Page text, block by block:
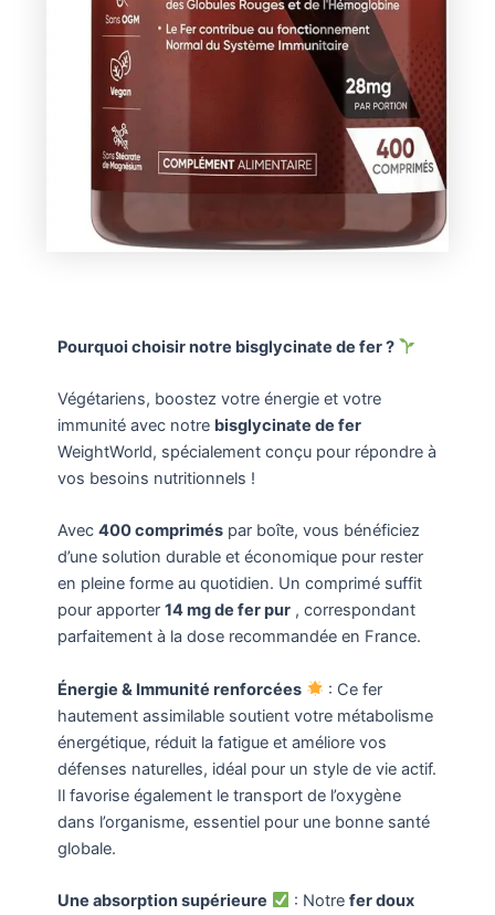
Pourquoi choisir notre bisglycinate de fer ?
Végétariens, boostez votre énergie et votre
immunité avec notre bisglycinate de fer
WeightWorld, spécialement conçu pour répondre à
vos besoins nutritionnels !
Avec 400 compriméspar boîte, vous bénéficiez
d’une solution durable et économique pour rester
en pleine forme au quotidien. Un comprimé suffit
pour apporter 14 mg de fer pur, correspondant
parfaitement à la dose recommandée en France.
Énergie & Immunité renforcées
: Ce fer
hautement assimilable soutient votre métabolisme
énergétique, réduit la fatigue et améliore vos
défenses naturelles, idéal pour un style de vie actif.
Il favorise également le transport de l’oxygène
dans l’organisme, essentiel pour une bonne santé
globale.
Une absorption supérieure : Notrefer doux